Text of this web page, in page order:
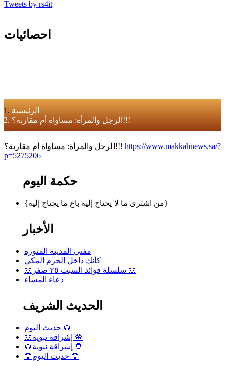
Tweets by rs4it
احصائيات
الرئيسية
الرجل والمرأة: مساواة أم مقاربة؟!!!
الرجل والمرأة: مساواة أم مقاربة؟!!! https://www.makkahnews.sa/?
p=5275206
حكمة اليوم
{من اشترى ما لا يحتاج إليه باع ما يحتاج إليه}
الأخبار
مفتي المدينة المنوره
كأنك داخل الحرم المكي
🌼سلسلة فوائد السبت ٢٥ صفر 🌼
دعاء المساء
الحديث الشريف
حديث اليوم 🌻
🌼إشراقة نبوية 🌼
🌻إشراقة نبوية 🌻
🌻حديث اليوم 🌻